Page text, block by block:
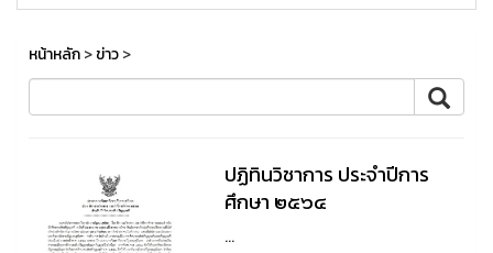
หน้าหลัก>ข่าว>
ปฏิทินวิชาการ ประจำปีการ
ศึกษา ๒๕๖๔
...